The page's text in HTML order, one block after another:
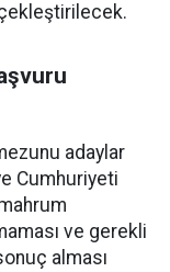
adaylar
Cumhuriyeti
ve gerekli
alması